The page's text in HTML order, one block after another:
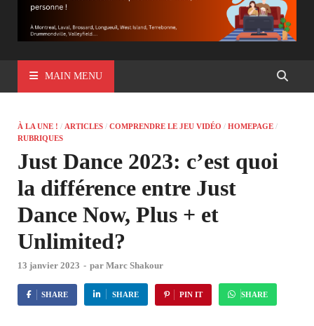
MAIN MENU
À LA UNE ! / ARTICLES / COMPRENDRE LE JEU VIDÉO / HOMEPAGE /
RUBRIQUES
Just Dance 2023: c’est quoi
la différence entre Just
Dance Now, Plus + et
Unlimited?
13 janvier 2023 - par Marc Shakour
SHARE SHARE PIN IT SHARE